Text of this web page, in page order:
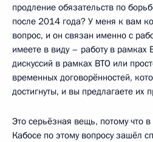
продление обязательств по
после 2014 года? У меня к вам
вопрос, и он связан именно с
имеете в виду – работу в
дискуссий в рамках ВТО или
временных договорённостей,
достигнуты, и вы предлагаете их
Это серьёзная вещь, потому что
Кабосе по этому вопросу зашёл